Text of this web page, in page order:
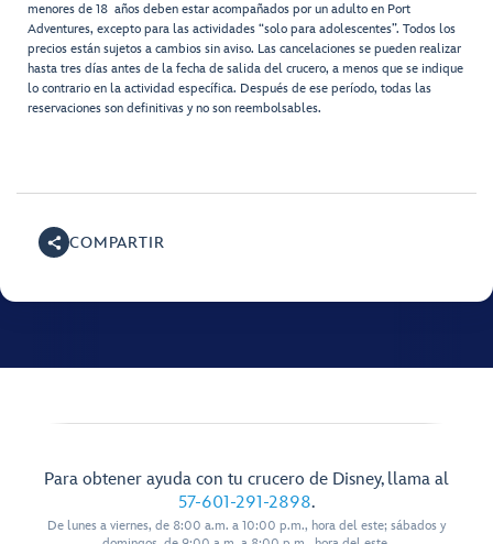
menores de 18 años deben estar acompañados por un adulto en Port
Adventures, excepto para las actividades “solo para adolescentes”. Todos los
precios están sujetos a cambios sin aviso. Las cancelaciones se pueden realizar
hasta tres días antes de la fecha de salida del crucero, a menos que se indique
lo contrario en la actividad específica. Después de ese período, todas las
reservaciones son definitivas y no son reembolsables.
COMPARTIR
Para obtener ayuda con tu crucero de Disney, llama al
57-601-291-2898.
De lunes a viernes, de 8:00 a.m. a 10:00 p.m., hora del este; sábados y